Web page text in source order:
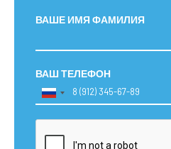
ВАШЕ ИМЯ ФАМИЛИЯ
ВАШ ТЕЛЕФОН